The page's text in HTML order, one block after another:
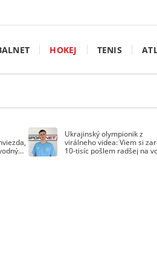
HOKEJ TENIS
Ukrajinský olympionik z
virálneho videa: Viem si
10-tisíc pošlem radšej na